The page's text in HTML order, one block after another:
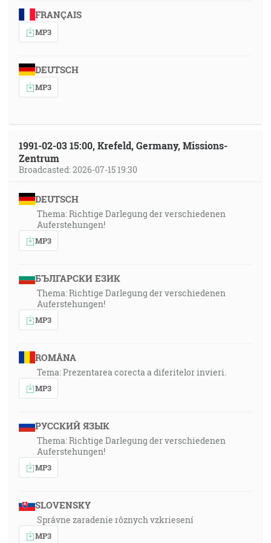
FRANÇAIS
MP3
DEUTSCH
MP3
1991-02-03 15:00, Krefeld, Germany, Missions-
Zentrum
Broadcasted: 2026-07-15 19:30
DEUTSCH
Thema: Richtige Darlegung der verschiedenen
Auferstehungen!
MP3
БЪЛГАРСКИ ЕЗИК
Thema: Richtige Darlegung der verschiedenen
Auferstehungen!
MP3
ROMÂNA
Tema: Prezentarea corecta a diferitelor invieri.
MP3
РУССКИЙ ЯЗЫК
Thema: Richtige Darlegung der verschiedenen
Auferstehungen!
MP3
SLOVENSKY
Správne zaradenie rôznych vzkriesení
MP3